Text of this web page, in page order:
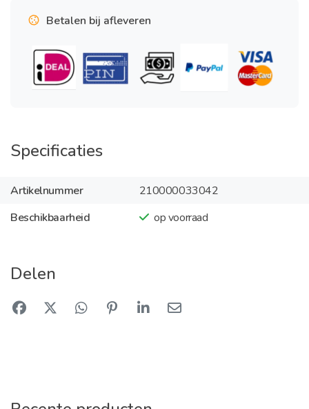
Betalen bij afleveren
Specificaties
Artikelnummer
210000033042
Beschikbaarheid
op voorraad
Delen